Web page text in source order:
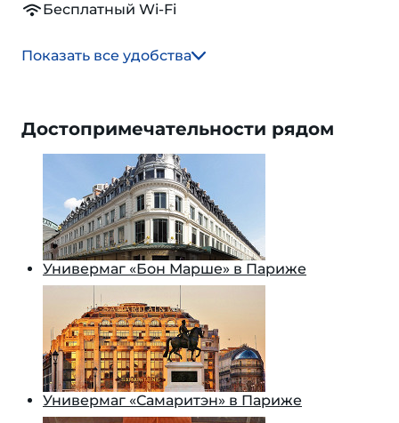
Бесплатный Wi-Fi
Показать все удобства
Достопримечательности рядом
Универмаг «Бон Марше» в Париже
Универмаг «Самаритэн» в Париже